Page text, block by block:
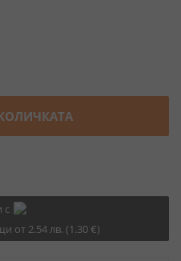
с
от 2.54 лв. (1.30 €)